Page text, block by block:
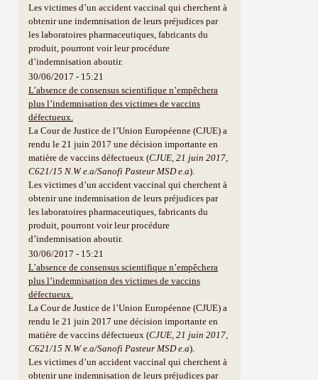
Les victimes d’un accident vaccinal qui cherchent à
obtenir une indemnisation de leurs préjudices par
les laboratoires pharmaceutiques, fabricants du
produit, pourront voir leur procédure
d’indemnisation aboutir.
30/06/2017 - 15:21
L’absence de consensus scientifique n’empêchera
plus l’indemnisation des victimes de vaccins
défectueux.
La Cour de Justice de l’Union Européenne (CJUE) a
rendu le 21 juin 2017 une décision importante en
matière de vaccins défectueux (CJUE, 21 juin 2017,
C621/15 N.W e.a/Sanofi Pasteur MSD e.a).
Les victimes d’un accident vaccinal qui cherchent à
obtenir une indemnisation de leurs préjudices par
les laboratoires pharmaceutiques, fabricants du
produit, pourront voir leur procédure
d’indemnisation aboutir.
30/06/2017 - 15:21
L’absence de consensus scientifique n’empêchera
plus l’indemnisation des victimes de vaccins
défectueux.
La Cour de Justice de l’Union Européenne (CJUE) a
rendu le 21 juin 2017 une décision importante en
matière de vaccins défectueux (CJUE, 21 juin 2017,
C621/15 N.W e.a/Sanofi Pasteur MSD e.a).
Les victimes d’un accident vaccinal qui cherchent à
obtenir une indemnisation de leurs préjudices par